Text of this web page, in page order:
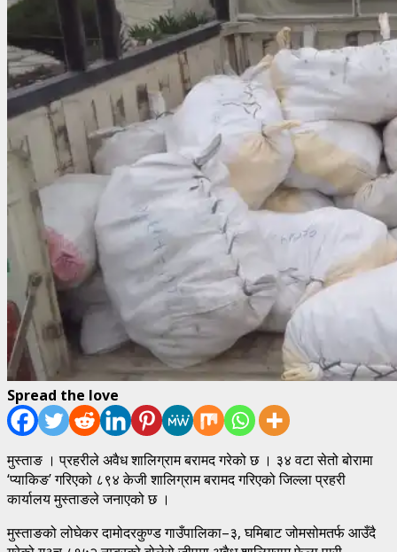
Spread the love
मुस्ताङ । प्रहरीले अवैध शालिग्राम बरामद गरेको छ । ३४ वटा सेतो बोरामा
‘प्याकिङ’ गरिएको ८९४ केजी शालिग्राम बरामद गरिएको जिल्ला प्रहरी
कार्यालय मुस्ताङले जनाएको छ ।
मुस्ताङको लोघेकर दामोदरकुण्ड गाउँपालिका–३, घमिबाट जोमसोमतर्फ आउँदै